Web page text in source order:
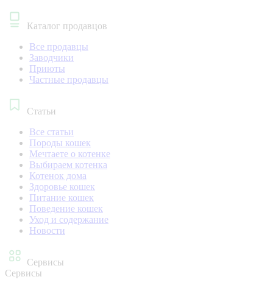
Каталог продавцов
Все продавцы
Заводчики
Приюты
Частные продавцы
Статьи
Все статьи
Породы кошек
Мечтаете о котенке
Выбираем котенка
Котенок дома
Здоровье кошек
Питание кошек
Поведение кошек
Уход и содержание
Новости
Сервисы
Сервисы